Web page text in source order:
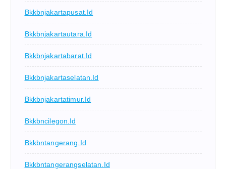
Bkkbnjakartapusat.id
Bkkbnjakartautara.id
Bkkbnjakartabarat.id
Bkkbnjakartaselatan.id
Bkkbnjakartatimur.id
Bkkbncilegon.id
Bkkbntangerang.id
Bkkbntangerangselatan.id